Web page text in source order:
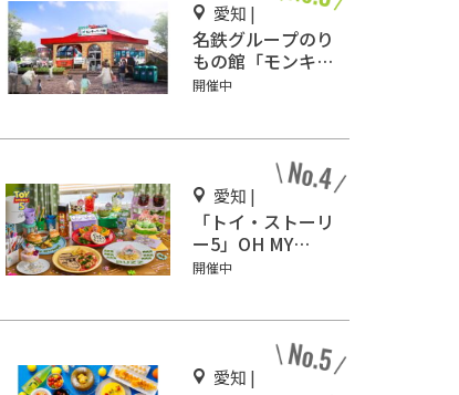
愛知 |
名鉄グループのり
もの館「モンキー
パーク駅」3/2オ
開催中
愛知 |
「トイ・ストーリ
ー5」OH MY
CAFE グローバル
開催中
愛知 |